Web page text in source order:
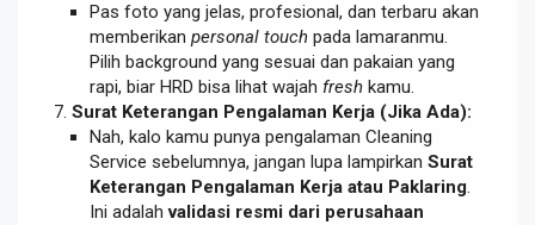
Pas foto yang jelas, profesional, dan terbaru akan
memberikan personal touch pada lamaranmu.
Pilih background yang sesuai dan pakaian yang
rapi, biar HRD bisa lihat wajah fresh kamu.
Surat Keterangan Pengalaman Kerja (Jika Ada):
Nah, kalo kamu punya pengalaman Cleaning
Service sebelumnya, jangan lupa lampirkan Surat
Keterangan Pengalaman Kerja atau Paklaring.
Ini adalahvalidasi resmi dari perusahaan